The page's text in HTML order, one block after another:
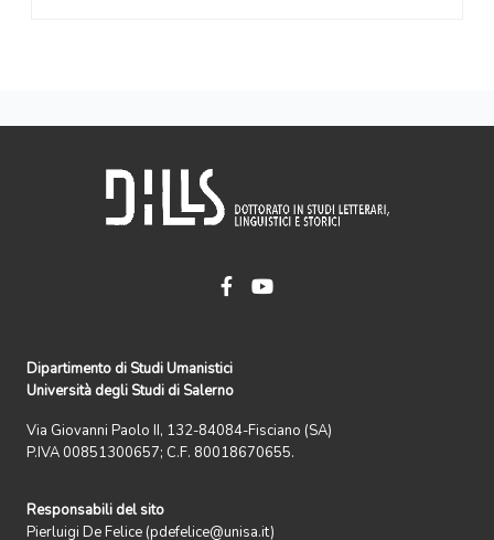
Dipartimento di Studi Umanistici
Università degli Studi di Salerno
Via Giovanni Paolo II, 132-84084-Fisciano (SA)
P.IVA 00851300657; C.F. 80018670655.
Responsabili del sito
Pierluigi De Felice (pdefelice@unisa.it)